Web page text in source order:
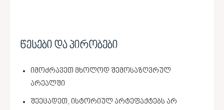
წესები და პირობები
იმოძრავეთ მხოლოდ შემოსაზღვრულ
არეალში
შეეცადეთ, ისტორიულ არტეფაქტებს არ